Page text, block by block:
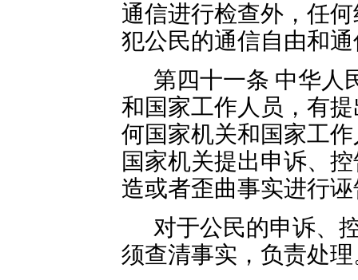
通信进行检查外，任
犯公民的通信自由和
第四十一条 中华人
和国家工作人员，有
何国家机关和国家工
国家机关提出申诉、
造或者歪曲事实进行
对于公民的申诉、
须查清事实，负责处